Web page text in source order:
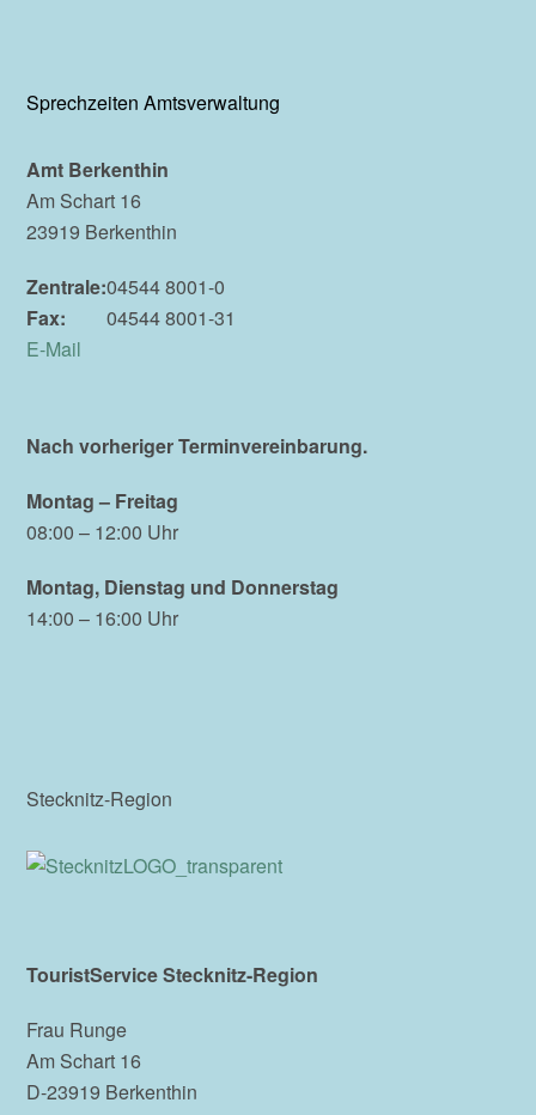
Sprechzeiten Amtsverwaltung
Amt Berkenthin
Am Schart 16
23919 Berkenthin
Zentrale:04544 8001-0
Fax:
04544 8001-31
E-Mail
Nach vorheriger Terminvereinbarung.
Montag – Freitag
08:00 – 12:00 Uhr
Montag, Dienstag und Donnerstag
14:00 – 16:00 Uhr
Stecknitz-Region
TouristService Stecknitz-Region
Frau Runge
Am Schart 16
D-23919 Berkenthin